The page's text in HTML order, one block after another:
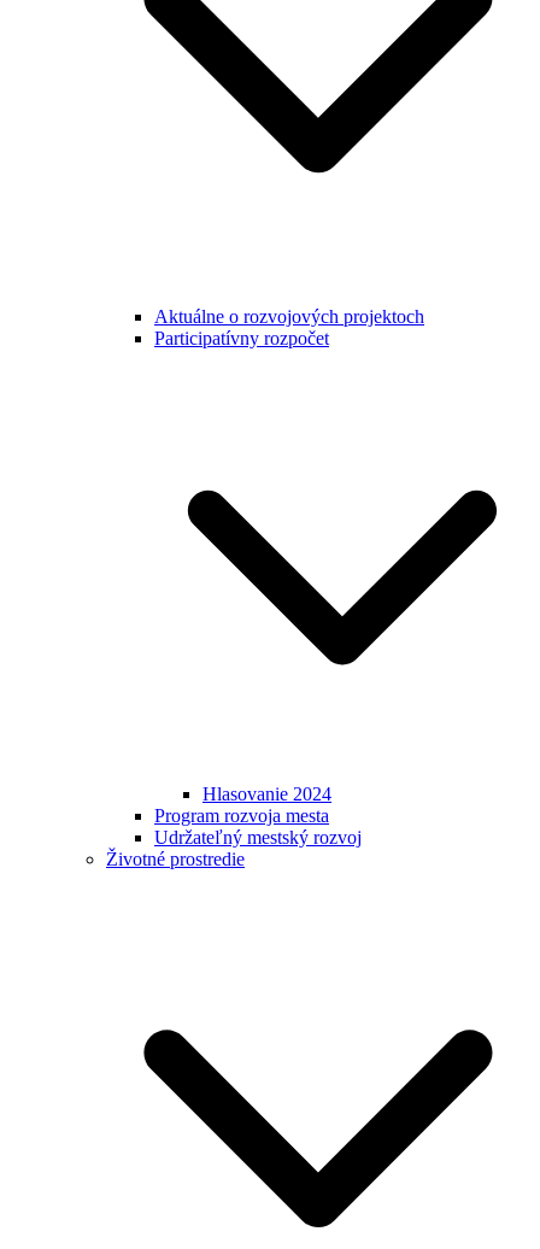
Aktuálne o rozvojových projektoch
Participatívny rozpočet
Hlasovanie 2024
Program rozvoja mesta
Udržateľný mestský rozvoj
Životné prostredie